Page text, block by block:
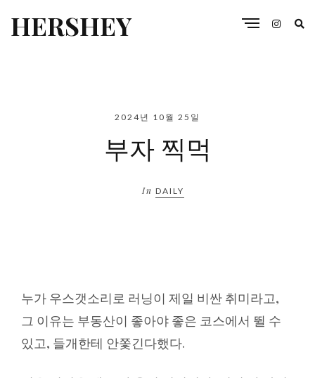
HERSHEY
2024년 10월 25일
부자 찍먹
In DAILY
누가 우스갯소리로 러닝이 제일 비싼 취미라고,
그 이유는 부동산이 좋아야 좋은 코스에서 뛸 수
있고, 들개한테 안쫓긴다했다.